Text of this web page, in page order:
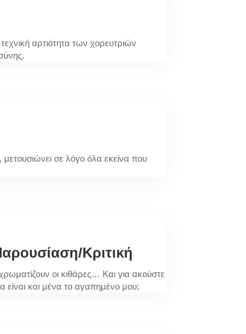
αρτιότητα των χορευτριών
σε λόγο όλα εκείνα που
Κριτική
οι κιθάρες… Και για ακούστε
είναι και μένα το αγαπημένο μου;